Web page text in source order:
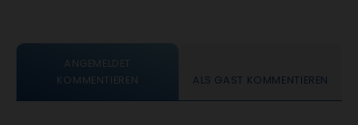
ANGEMELDET
KOMMENTIEREN
ALS GAST KOMMENTIEREN